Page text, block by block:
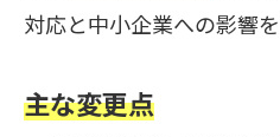
対応と中小企業への影響
主な変更点